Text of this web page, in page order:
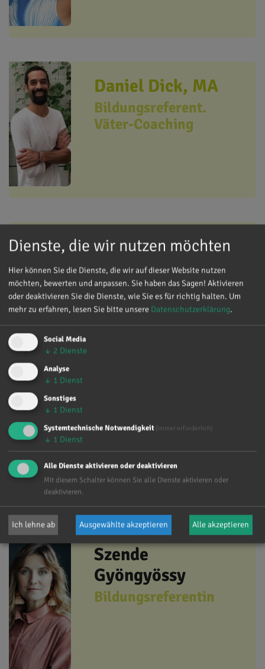
Daniel Dick, MA
Bildungsreferent.
Väter-Coaching
Miriam Sandtner, BA
Bildungsreferentin
Bildungsreferent
Szende
Gyöngyössy
Bildungsreferentin
Dienste, die wir nutzen möchten
Hier können Sie die Dienste, die wir auf dieser Website nutzen
möchten, bewerten und anpassen. Sie haben das Sagen! Aktivieren
oder deaktivieren Sie die Dienste, wie Sie es für richtig halten. Um
mehr zu erfahren, lesen Sie bitte unsere Datenschutzerklärung.
Social Media
↓ 2 Dienste
Analyse
↓ 1 Dienst
Sonstiges
↓ 1 Dienst
Systemtechnische Notwendigkeit (immer erforderlich)
↓ 1 Dienst
Alle Dienste aktivieren oder deaktivieren
Mit diesem Schalter können Sie alle Dienste aktivieren oder
deaktivieren.
Ich lehne ab Ausgewählte akzeptieren Alle akzeptieren